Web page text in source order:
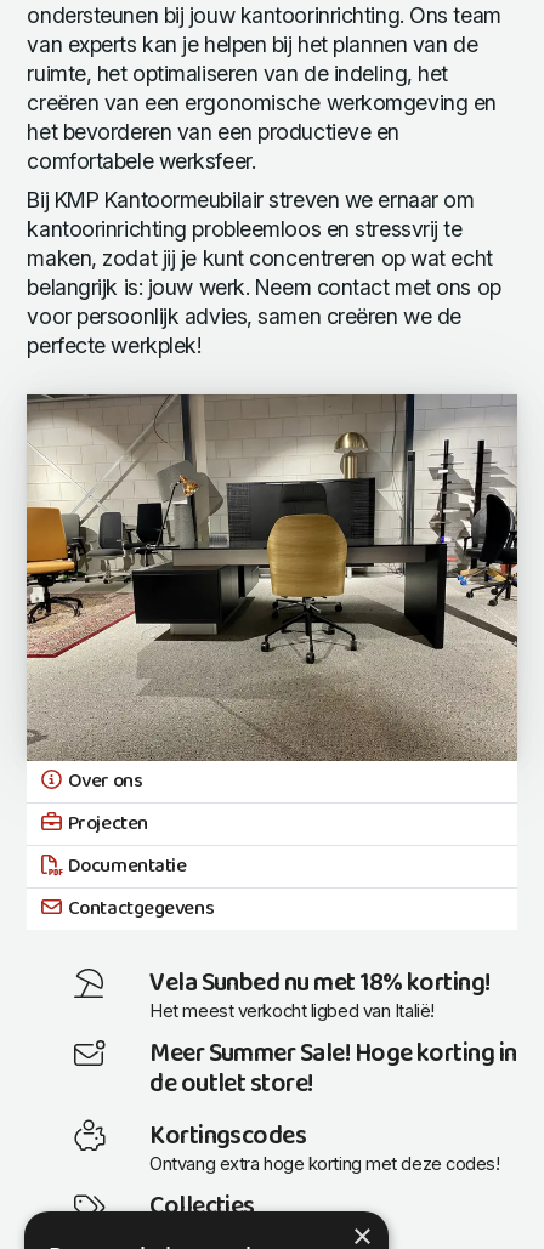
ondersteunen bij jouw kantoorinrichting. Ons team
van experts kan je helpen bij het plannen van de
ruimte, het optimaliseren van de indeling, het
creëren van een ergonomische werkomgeving en
het bevorderen van een productieve en
comfortabele werksfeer.
Bij KMP Kantoormeubilair streven we ernaar om
kantoorinrichting probleemloos en stressvrij te
maken, zodat jij je kunt concentreren op wat echt
belangrijk is: jouw werk. Neem contact met ons op
voor persoonlijk advies, samen creëren we de
perfecte werkplek!
Over ons
Projecten
Documentatie
Contactgegevens
Vela Sunbed nu met 18% korting!
Het meest verkocht ligbed van Italië!
Meer Summer Sale! Hoge korting in
de outlet store!
Kortingscodes
Ontvang extra hoge korting met deze codes!
Collecties
Actuele en populaire collecties
×